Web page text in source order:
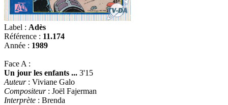
Label : Adès
Référence : 11.174
Année : 1989
Face A :
Un jour les enfants ... 3'15
Auteur: Viviane Galo
Compositeur: Joël Fajerman
Interprète : Brenda